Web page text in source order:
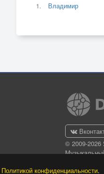
Политикой конфиденциальности.
Владимир
© 2009-2026